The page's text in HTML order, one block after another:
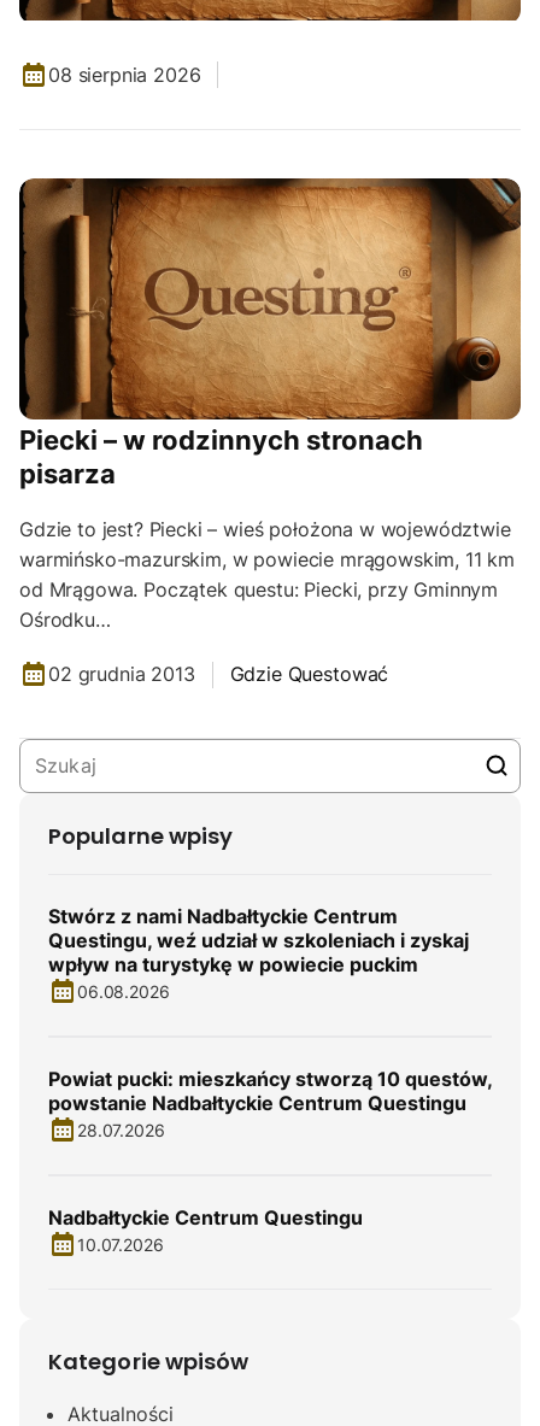
08 sierpnia 2026
Piecki – w rodzinnych stronach
pisarza
Gdzie to jest? Piecki – wieś położona w województwie
warmińsko-mazurskim, w powiecie mrągowskim, 11 km
od Mrągowa. Początek questu: Piecki, przy Gminnym
Ośrodku…
02 grudnia 2013 Gdzie Questować
Popularne wpisy
Stwórz z nami Nadbałtyckie Centrum
Questingu, weź udział w szkoleniach i zyskaj
wpływ na turystykę w powiecie puckim
06.08.2026
Powiat pucki: mieszkańcy stworzą 10 questów,
powstanie Nadbałtyckie Centrum Questingu
28.07.2026
Nadbałtyckie Centrum Questingu
10.07.2026
Kategorie wpisów
Aktualności